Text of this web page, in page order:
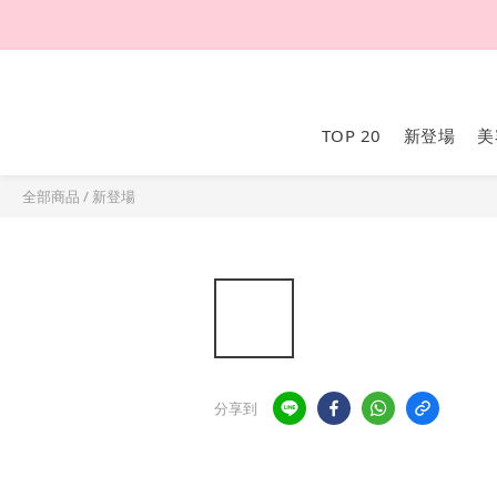
TOP 20 新登場
全部商品 / 新登場
分享到